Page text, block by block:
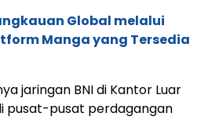
Global melalui
Manga yang Tersedia
jaringan BNI di Kantor Luar
pusat-pusat perdagangan